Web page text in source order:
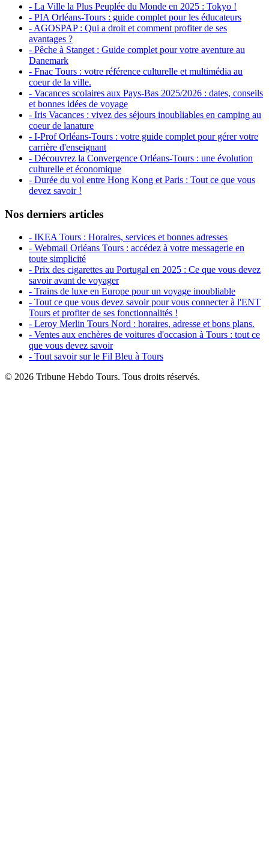
- La Ville la Plus Peuplée du Monde en 2025 : Tokyo !
- PIA Orléans-Tours : guide complet pour les éducateurs
- AGOSPAP : Qui a droit et comment profiter de ses
avantages ?
- Pêche à Stanget : Guide complet pour votre aventure au
Danemark
- Fnac Tours : votre référence culturelle et multimédia au
coeur de la ville.
- Vacances scolaires aux Pays-Bas 2025/2026 : dates, conseils
et bonnes idées de voyage
- Iris Vacances : vivez des séjours inoubliables en camping au
coeur de lanature
- I-Prof Orléans-Tours : votre guide complet pour gérer votre
carrière d'enseignant
- Découvrez la Convergence Orléans-Tours : une évolution
culturelle et économique
- Durée du vol entre Hong Kong et Paris : Tout ce que vous
devez savoir !
Nos derniers articles
- IKEA Tours : Horaires, services et bonnes adresses
- Webmail Orléans Tours : accédez à votre messagerie en
toute simplicité
- Prix des cigarettes au Portugal en 2025 : Ce que vous devez
savoir avant de voyager
- Trains de luxe en Europe pour un voyage inoubliable
- Tout ce que vous devez savoir pour vous connecter à l'ENT
Tours et profiter de ses fonctionnalités !
- Leroy Merlin Tours Nord : horaires, adresse et bons plans.
- Ventes aux enchères de voitures d'occasion à Tours : tout ce
que vous devez savoir
- Tout savoir sur le Fil Bleu à Tours
© 2026 Tribune Hebdo Tours. Tous droits réservés.